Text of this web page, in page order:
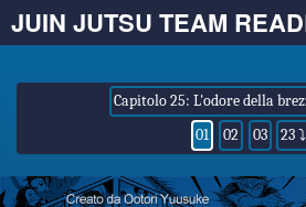
JUIN JUTSU TEAM
Capitolo 25: L'odore della
01
02 03 23 ⤵